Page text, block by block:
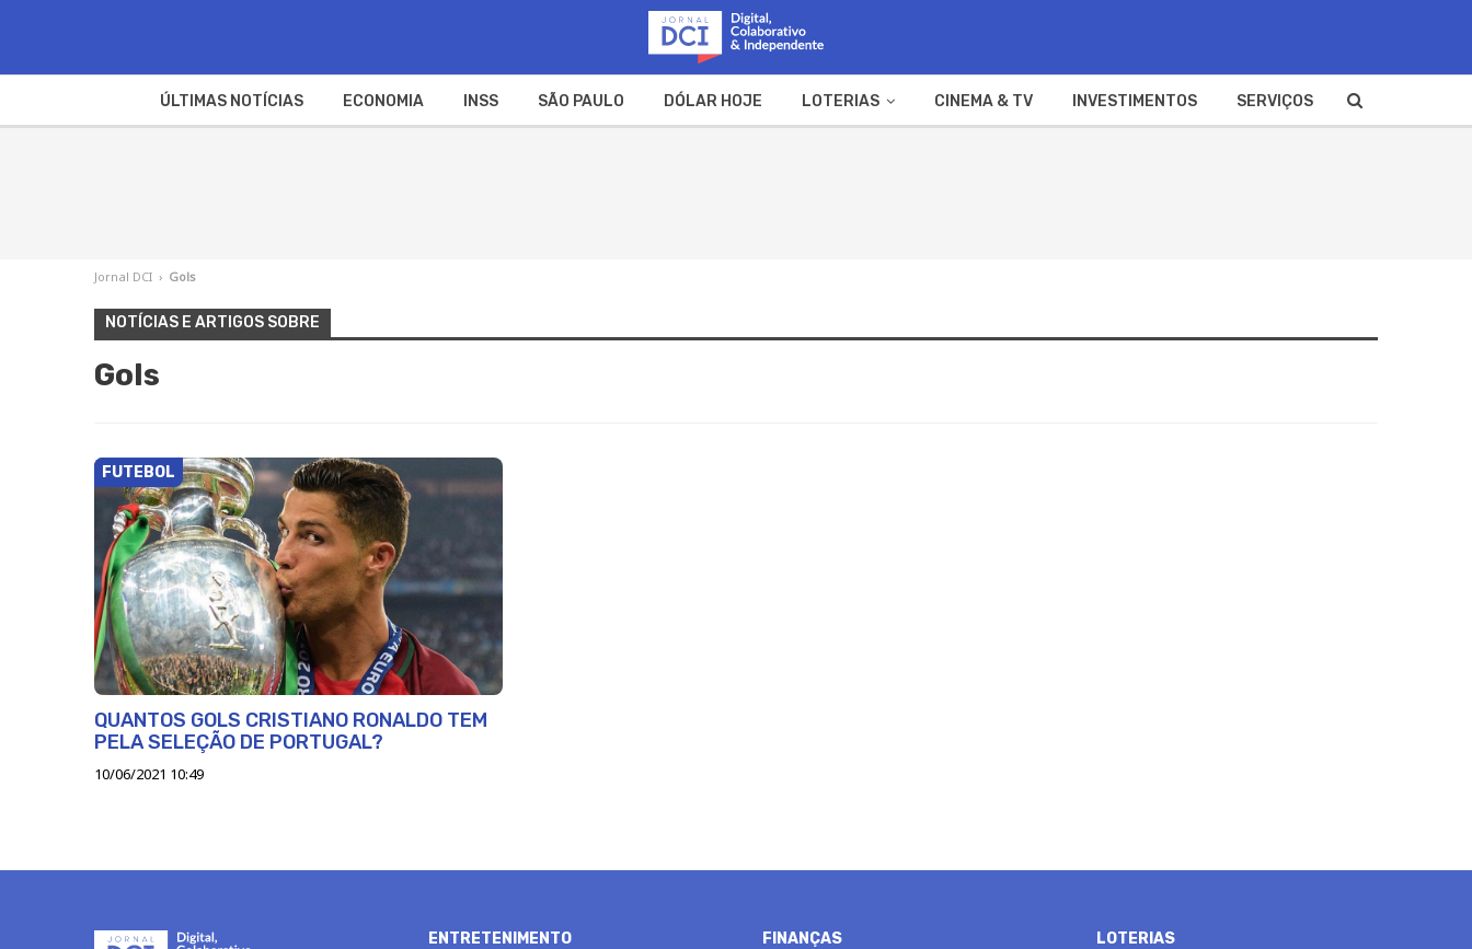
ÚLTIMAS NOTÍCIAS ECONOMIA INSS SÃO PAULO DÓLAR HOJE LOTERIAS CINEMA & TV INVESTIMENTOS SERVIÇOS
Jornal DCI › Gols
NOTÍCIAS E ARTIGOS SOBRE
Gols
FUTEBOL
QUANTOS GOLS CRISTIANO RONALDO TEM
PELA SELEÇÃO DE PORTUGAL?
10/06/2021 10:49
ENTRETENIMENTO FINANÇAS LOTERIAS